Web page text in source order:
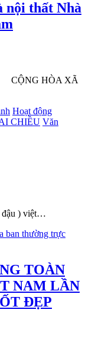
nội thất Nhà
CỘNG HÒA XÃ
Hoạt động
CHIỀU Văn
đậu ) việt…
ban thường trực
TOÀN
NAM LẦN
ĐẸP